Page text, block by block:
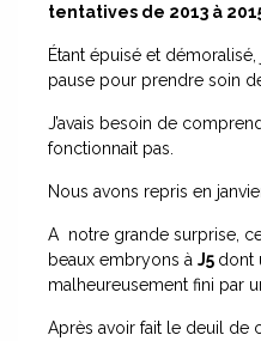
tentatives de 2013 à
Étant épuisé et
pause pour prendre soin
J’avais besoin de
fonctionnait pas.
Nous avons repris en
A notre grande surprise,
beaux embryons à J5 dont
malheureusement fini par
Après avoir fait le deuil de